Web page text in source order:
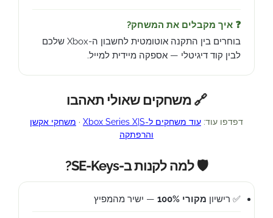
❓ איך מקבלים את המשחק?
בוחרים בין התקנה אוטומטית לחשבון ה-Xbox שלכם
לבין קוד דיגיטלי — אספקה מיידית למייל.
🔗 משחקים שאולי תאהבו
דפדפו עוד: עוד משחקים ל-Xbox Series X|S · משחקי אקשן
והרפתקה
🛡️ למה לקנות ב-SE-Keys?
✅ רישיון מקורי 100% — ישיר מהמפיץ